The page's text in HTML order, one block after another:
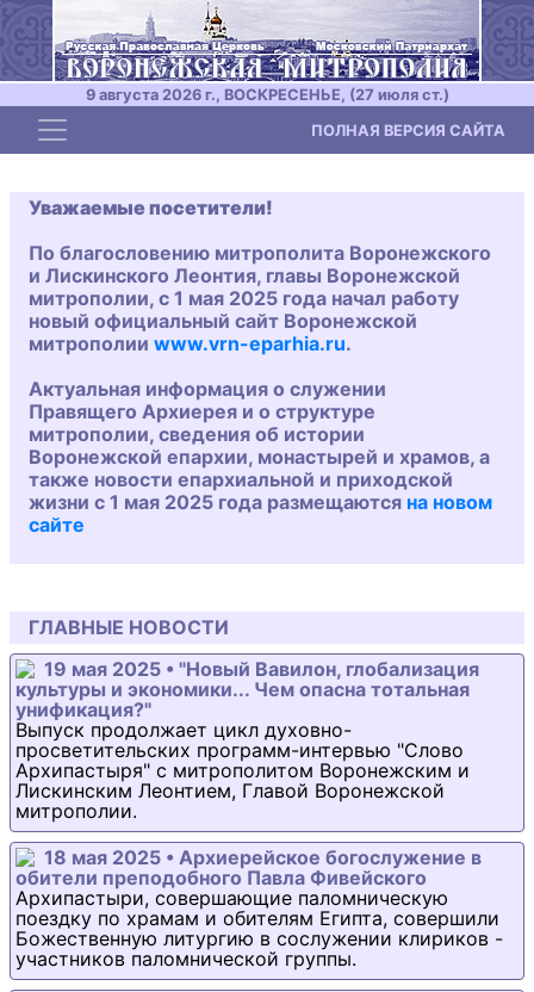
9 августа 2026 г., ВОСКРЕСЕНЬЕ, (27 июля ст.)
Toggle navigation ПОЛНАЯ ВЕРСИЯ САЙТА
Уважаемые посетители!
По благословению митрополита Воронежского
и Лискинского Леонтия, главы Воронежской
митрополии, с 1 мая 2025 года начал работу
новый официальный сайт Воронежской
митрополии www.vrn-eparhia.ru.
Актуальная информация о служении
Правящего Архиерея и о структуре
митрополии, сведения об истории
Воронежской епархии, монастырей и храмов, а
также новости епархиальной и приходской
жизни с 1 мая 2025 года размещаются на новом
сайте
ГЛАВНЫЕ НОВОСТИ
19 мая 2025 • "Новый Вавилон, глобализация
культуры и экономики... Чем опасна тотальная
унификация?"
Выпуск продолжает цикл духовно-
просветительских программ-интервью "Слово
Архипастыря" с митрополитом Воронежским и
Лискинским Леонтием, Главой Воронежской
митрополии.
18 мая 2025 • Архиерейское богослужение в
обители преподобного Павла Фивейского
Архипастыри, совершающие паломническую
поездку по храмам и обителям Египта, совершили
Божественную литургию в сослужении клириков -
участников паломнической группы.